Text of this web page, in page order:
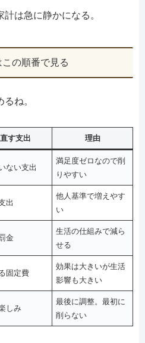
は急に静かになる。
の順番で見る
ね。
す支出 理由
ない支出
満足度ゼロなので削
りやすい
出
他人基準で増えやす
い
金
生活の仕組みで減ら
せる
固定費
効果は大きいが生活
影響も大きい
しみ
最後に調整。最初に
削らない